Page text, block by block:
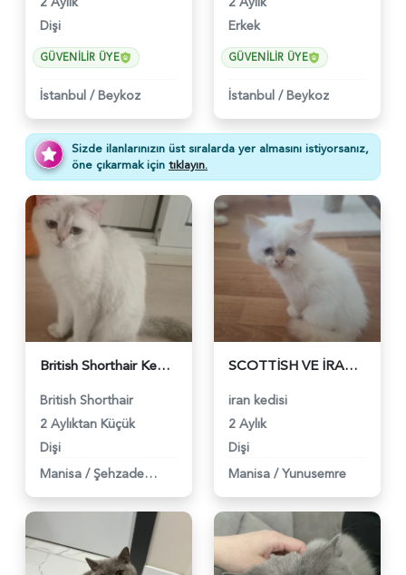
Dişi
GÜVENILIR ÜYE
İstanbul / Beykoz
Erkek
GÜVENILIR ÜYE
İstanbul / Beykoz
Sizde ilanlarınızın üst sıralarda yer almasını istiyorsanız,
öne çıkarmak için tıklayın.
British Shorthair Kedim Yuva Arıyor - 5185
British Shorthair
2 Aylıktan Küçük
Dişi
Manisa / Şehzadeler
SCOTTİSH VE İRAN KEDİSİ KIRMASI - 5141
iran kedisi
2 Aylık
Dişi
Manisa / Yunusemre